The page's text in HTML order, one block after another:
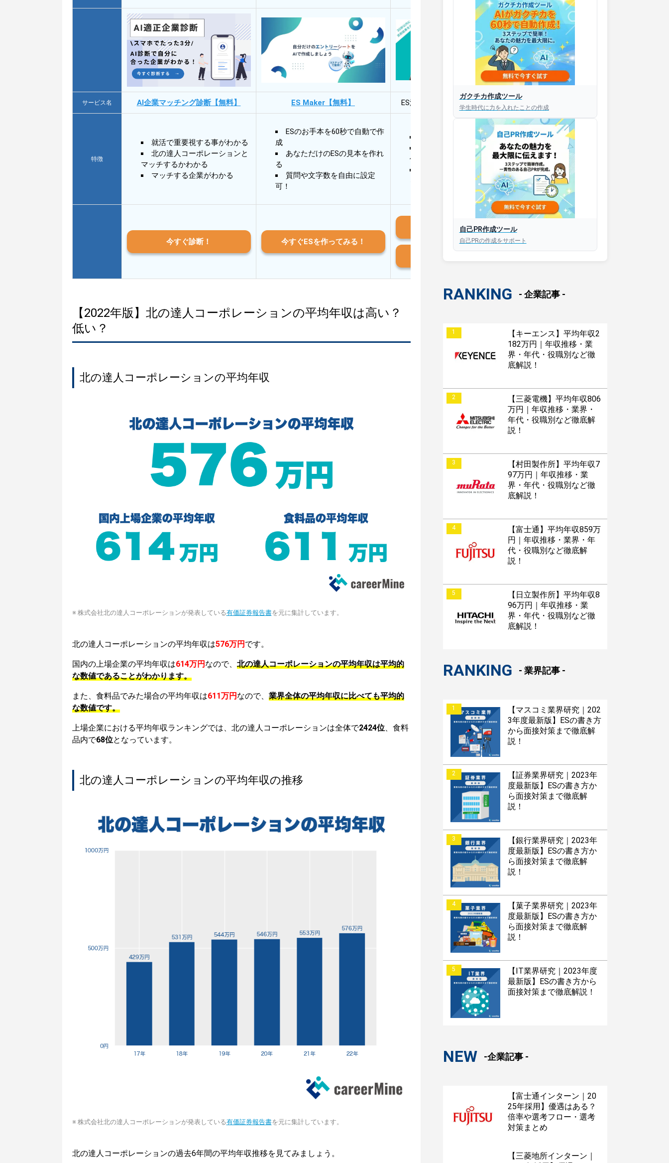
サービス名 AI企業マッチング診断【無料】 ES Maker【無料】 ES添削・面接対策アプリ【無料】
特徴
就活で重要視する事がわかる
北の達人コーポレーションと
マッチするかわかる
マッチする企業がわかる
ESのお手本を60秒で自動で作
成
あなただけのESの見本を作れ
る
質問や文字数を自由に設定
可！
30秒以内にあなたのESを添削
30秒以内にあなただけのESを
作成
AIと対話して面接練習ができ
今すぐ診断！ 今すぐESを作ってみる！
iOS版はこちら
【2022年版】北の達人コーポレーションの平均年収は高い？
低い？
北の達人コーポレーションの平均年収
※ 株式会社北の達人コーポレーションが発表している有価証券報告書を元に集計しています。
北の達人コーポレーションの平均年収は576万円 です。
国内の上場企業の平均年収は614万円 なので、 北の達人コーポレーションの平均年収は平均的
な数値であることがわかります。
また、食料品でみた場合の平均年収は611万円 なので、 業界全体の平均年収に比べても平均的
な数値です。
上場企業における平均年収ランキングでは、北の達人コーポレーションは全体で2424位、食料
品内で68位となっています。
北の達人コーポレーションの平均年収の推移
※ 株式会社北の達人コーポレーションが発表している有価証券報告書を元に集計しています。
北の達人コーポレーションの過去6年間の平均年収推移を見てみましょう。
ガクチカ作成ツール
学生時代に力を入れたことの作成
自己PR作成ツール
自己PRの作成をサポート
RANKING - 企業記事 -
1
【キーエンス】平均年収2
182万円｜年収推移・業
界・年代・役職別など徹
底解説！
2
【三菱電機】平均年収806
万円｜年収推移・業界・
年代・役職別など徹底解
説！
3
【村田製作所】平均年収7
97万円｜年収推移・業
界・年代・役職別など徹
底解説！
4
【富士通】平均年収859万
円｜年収推移・業界・年
代・役職別など徹底解
説！
5
【日立製作所】平均年収8
96万円｜年収推移・業
界・年代・役職別など徹
底解説！
RANKING - 業界記事 -
1
【マスコミ業界研究｜202
3年度最新版】ESの書き方
から面接対策まで徹底解
説！
2
【証券業界研究｜2023年
度最新版】ESの書き方か
ら面接対策まで徹底解
説！
3
【銀行業界研究｜2023年
度最新版】ESの書き方か
ら面接対策まで徹底解
説！
4
【菓子業界研究｜2023年
度最新版】ESの書き方か
ら面接対策まで徹底解
説！
5
【IT業界研究｜2023年度
最新版】ESの書き方から
面接対策まで徹底解説！
NEW -企業記事 -
【富士通インターン｜20
25年採用】優遇はある？
倍率や選考フロー・選考
対策まとめ
【三菱地所インターン｜